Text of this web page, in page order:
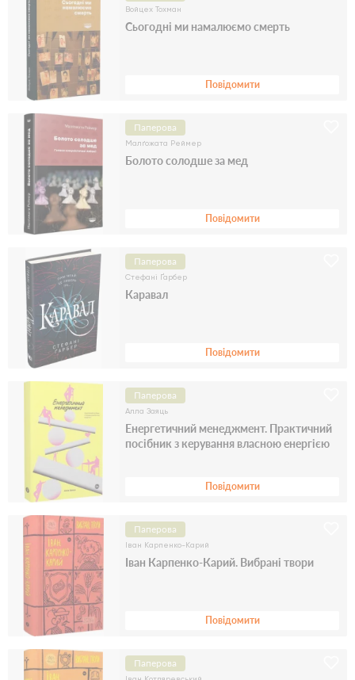
Войцех Тохман
Сьогодні ми намалюємо смерть
Повідомити
Паперова
Малґожата Реймер
Болото солодше за мед
Повідомити
Паперова
Стефані Ґарбер
Каравал
Повідомити
Паперова
Алла Заяць
Енергетичний менеджмент. Практичний
посібник з керування власною енергією
Повідомити
Паперова
Іван Карпенко-Карий
Іван Карпенко-Карий. Вибрані твори
Повідомити
Паперова